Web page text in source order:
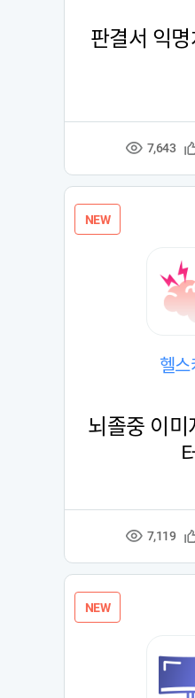
판결서 익
조
수
7,643
NEW
헬스
뇌졸중 이미
터
조
수
7,119
NEW